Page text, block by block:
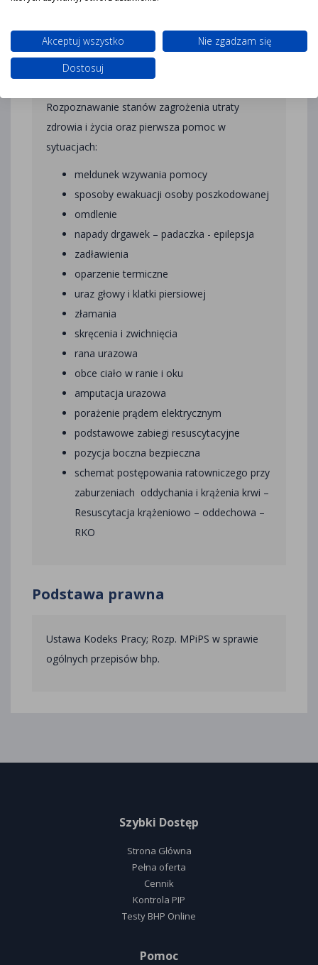
zakresu udzielania pierwszej
pomocy przedmedycznej
Rozpoznawanie stanów zagrożenia utraty
zdrowia i życia oraz pierwsza pomoc w
sytuacjach:
meldunek wzywania pomocy
sposoby ewakuacji osoby poszkodowanej
omdlenie
napady drgawek – padaczka - epilepsja
zadławienia
oparzenie termiczne
uraz głowy i klatki piersiowej
złamania
skręcenia i zwichnięcia
rana urazowa
obce ciało w ranie i oku
amputacja urazowa
porażenie prądem elektrycznym
podstawowe zabiegi resuscytacyjne
pozycja boczna bezpieczna
schemat postępowania ratowniczego przy
zaburzeniach oddychania i krążenia krwi –
Resuscytacja krążeniowo – oddechowa –
RKO
Podstawa prawna
Ustawa Kodeks Pracy; Rozp. MPiPS w sprawie
ogólnych przepisów bhp.
Szybki Dostęp
Strona Główna
Pełna oferta
Cennik
Kontrola PIP
Testy BHP Online
Pomoc
Akceptuj wszystko
Nie zgadzam się
Dostosuj